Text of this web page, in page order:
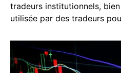
tradeurs institutionnels,
utilisée par des tradeurs